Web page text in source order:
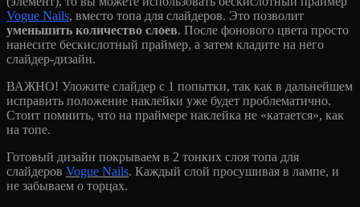
Vogue Nails, вместо топа для слайдеров. Это позволит
уменьшить количество слоев. После фонового цвета просто
нанесите бескислотный праймер, а затем кладите на него
слайдер-дизайн.
ВАЖНО! Уложите слайдер с 1 попытки, так как в дальнейшем
исправить положение наклейки уже будет проблематично.
Стоит помнить, что на праймере наклейка не «катается», как
на топе.
Готовый дизайн покрываем в 2 тонких слоя топа для
слайдеров Vogue Nails. Каждый слой просушивая в лампе, и
не забываем о торцах.